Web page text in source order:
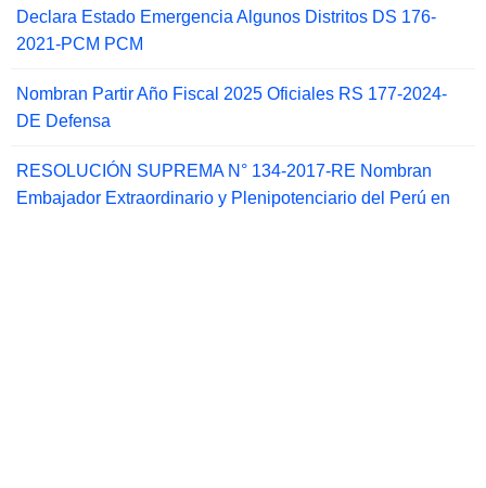
Declara Estado Emergencia Algunos Distritos DS 176-
2021-PCM PCM
Nombran Partir Año Fiscal 2025 Oficiales RS 177-2024-
DE Defensa
RESOLUCIÓN SUPREMA N° 134-2017-RE Nombran
Embajador Extraordinario y Plenipotenciario del Perú en